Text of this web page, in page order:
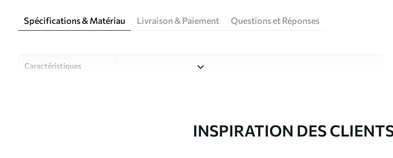
Spécifications & Matériau Livraison & Paiement Questions et Réponses
Caractéristiques
Studio de design UwallsINSPIRATION DES